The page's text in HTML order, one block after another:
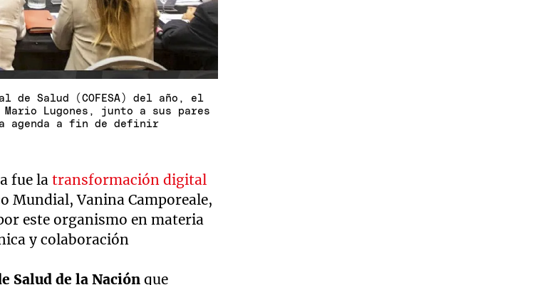
de Salud (COFESA) del año, el
Lugones, junto a sus pares
agenda a fin de definir
fue latransformación digital
Mundial, Vanina Camporeale,
este organismo en materia
y colaboración
Salud de la Naciónque